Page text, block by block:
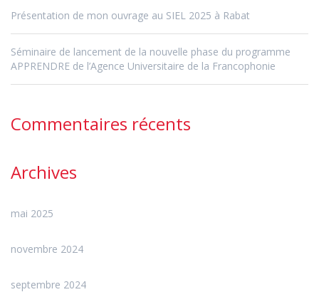
Présentation de mon ouvrage au SIEL 2025 à Rabat
Séminaire de lancement de la nouvelle phase du programme
APPRENDRE de l’Agence Universitaire de la Francophonie
Commentaires récents
Archives
mai 2025
novembre 2024
septembre 2024